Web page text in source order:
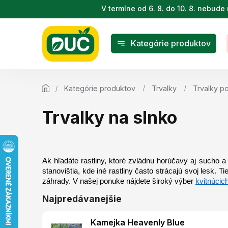
na
V termíne od 6. 8. do 10. 8.
Kategórie produktov
Kategórie produktov Trvalky Trvalky
Trvalky na slnko
Ak hľadáte rastliny, ktoré zvládnu horúčavy aj sucho
stanovištia, kde iné rastliny často strácajú svoj lesk.
záhrady. V našej ponuke nájdete široký výber
Najpredávanejšie
Kamejka Heavenly Blue